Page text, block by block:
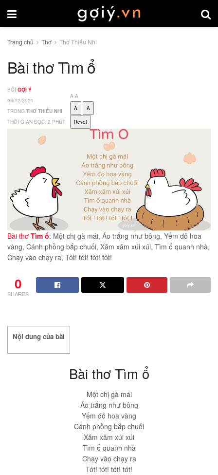
Trang chủ Thơ Thơ Thiếu Nhi
Bài thơ Tìm ổ
BỞI GỢI Ý
08/12/2021
TRONG THƠ THIẾU NHI
THỜI GIAN ĐỌC: 2 PHÚT
A A
A
A
Reset
Bài thơ Tìm ổ: Một chị gà mái, Áo trắng như bông, Yếm đỏ hoa
vàng, Cánh phồng bắp chuối, Xăm xăm xúi xúi, Tìm ổ quanh nhà,
Chạy vào chạy ra, Tót! tót! tót! tót!
0
SHARES
Nội dung của bài
Bài thơ Tìm ổ
Một chị gà mái
Áo trắng như bông
Yếm đỏ hoa vàng
Cánh phồng bắp chuối
Xăm xăm xúi xúi
Tìm ổ quanh nhà
Chạy vào chạy ra
Tót! tót! tót! tót!